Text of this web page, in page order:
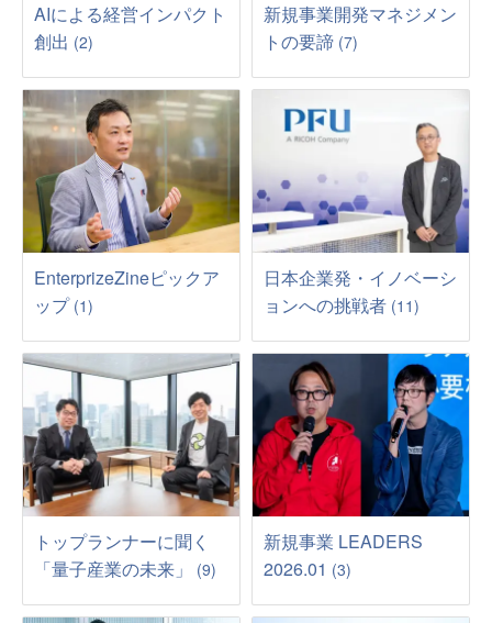
AIによる経営インパクト
創出 (2)
新規事業開発マネジメン
トの要諦 (7)
EnterprizeZineピックア
ップ (1)
日本企業発・イノベーシ
ョンへの挑戦者 (11)
トップランナーに聞く
「量子産業の未来」
(9)
新規事業 LEADERS
2026.01 (3)